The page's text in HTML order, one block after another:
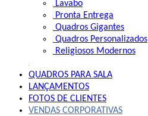
Lavabo
Pronta Entrega
Quadros Gigantes
Quadros Personalizados
Religiosos Modernos
QUADROS PARA SALA
LANÇAMENTOS
FOTOS DE CLIENTES
VENDAS CORPORATIVAS